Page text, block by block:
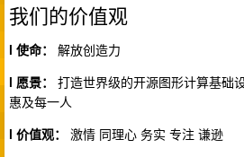
我们的价值观
l 使命：
解放创造力
l 愿景：
打造世界级的开源图形计算基础
惠及每一人
l 价值观：
激情 同理心 务实 专注 谦逊